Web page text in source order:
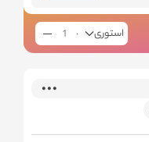
استوری